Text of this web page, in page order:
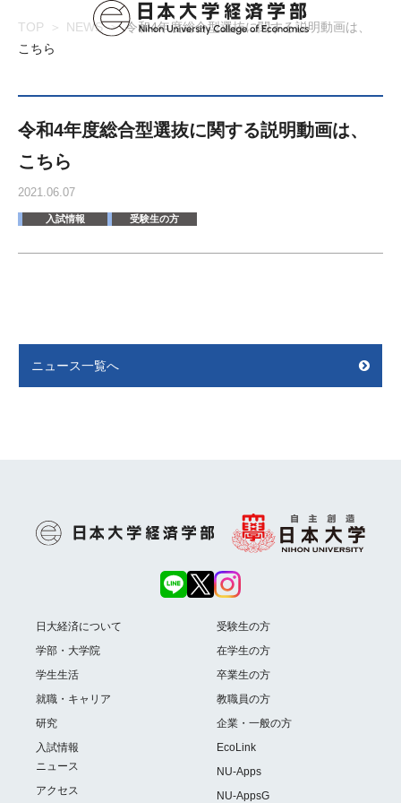
TOP NEWS
令和4年度総合型選抜に関する説明動画は、
こちら
令和4年度総合型選抜に関する説明動画は、
こちら
2021.06.07
入試情報 受験生の方
ニュース一覧へ
日大経済について
学部・大学院
学生生活
就職・キャリア
研究
入試情報
ニュース
アクセス
受験生の方
在学生の方
卒業生の方
教職員の方
企業・一般の方
EcoLink
NU-Apps
NU-AppsG